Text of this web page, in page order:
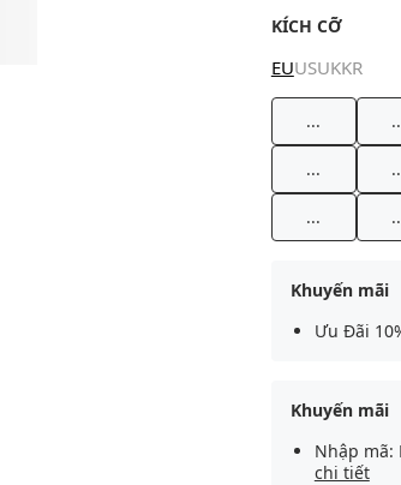
KÍCH CỠ
EUUSUKKR
...
...
...
Khuyến mãi
Ưu Đãi
Khuyến mãi
Nhập mã:
chi tiết